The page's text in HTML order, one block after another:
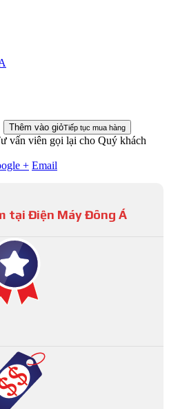
Thêm vào giỏTiếp tục mua hàng
vấn viên gọi lại cho Quý khách
+ Email
tại Điện Máy Đông Á